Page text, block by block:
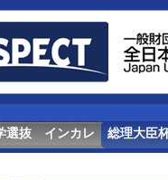
選抜 インカレ 総理大臣